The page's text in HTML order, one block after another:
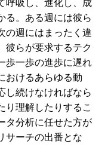
呼吸し、進化し、成
る。ある週には彼ら
の週にはまったく違
彼らが要求するテク
歩一歩の進歩に遅れ
おけるあらゆる動
し続けなければなら
り理解したりするこ
タ分析に任せた方が
サーチの出番とな